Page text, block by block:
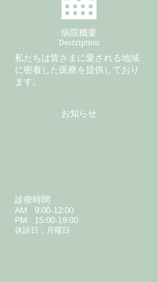
病院概要
Description
私たちは皆さまに愛される地域
に密着した医療を提供しており
ます。
お知らせ
診療時間
AM 9:00-12:00
PM 15:00-19:00
休診日：月曜日